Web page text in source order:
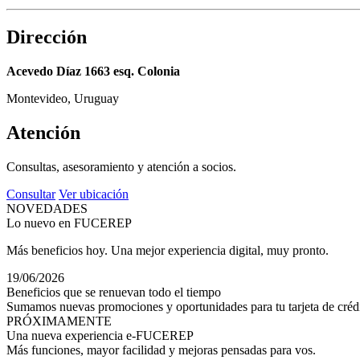
Dirección
Acevedo Díaz 1663 esq. Colonia
Montevideo, Uruguay
Atención
Consultas, asesoramiento y atención a socios.
Consultar Ver ubicación
NOVEDADES
Lo nuevo en FUCEREP
Más beneficios hoy. Una mejor experiencia digital, muy pronto.
19/06/2026
Beneficios que se renuevan todo el tiempo
Sumamos nuevas promociones y oportunidades para tu tarjeta de
PRÓXIMAMENTE
Una nueva experiencia e-FUCEREP
Más funciones, mayor facilidad y mejoras pensadas para vos.